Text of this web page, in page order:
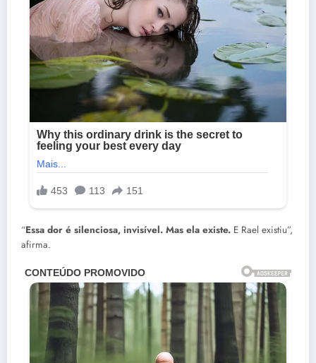
“Essa dor é silenciosa, invisível. Mas ela existe. E Rael existiu”,
afirma.